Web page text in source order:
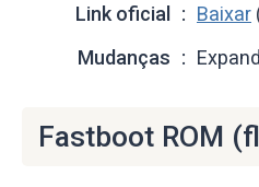
Link oficial
Baixar
Mudanças
Fastboot ROM